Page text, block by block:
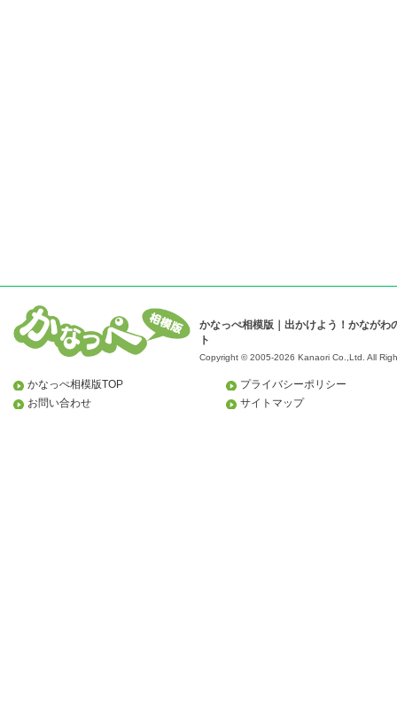
かなっぺ相模版｜出かけよう！かながわ
ト
Copyright © 2005-2026 Kanaori Co.,Ltd. All
かなっぺ相模版TOP
お問い合わせ
プライバシーポリシー
サイトマップ